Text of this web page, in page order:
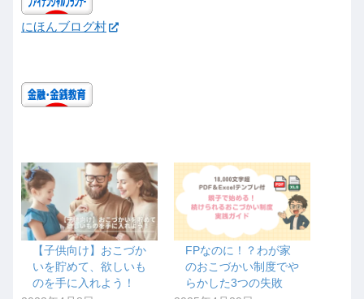
にほんブログ村
【子供向け】おこづか
いを貯めて、欲しいも
のを手に入れよう！
FPなのに！？わが家
のおこづかい制度でや
らかした3つの失敗